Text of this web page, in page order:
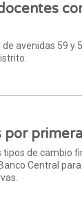
avenidas 59
tipos de cambio
Central